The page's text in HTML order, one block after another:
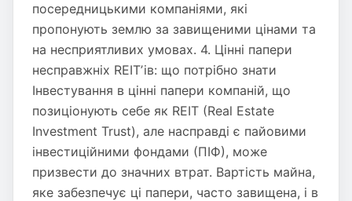
посередницькими компаніями, які
пропонують землю за завищеними цінами та
на несприятливих умовах. 4. Цінні папери
несправжніх REITʼів: що потрібно знати
Інвестування в цінні папери компаній, що
позиціонують себе як REIT (Real Estate
Investment Trust), але насправді є пайовими
інвестиційними фондами (ПІФ), може
призвести до значних втрат. Вартість майна,
яке забезпечує ці папери, часто завищена, і в